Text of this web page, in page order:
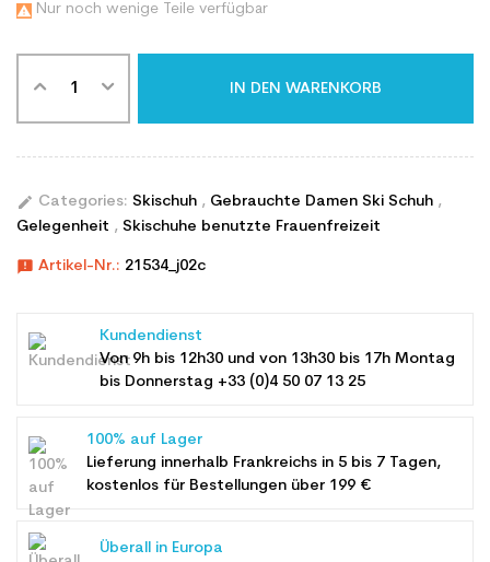
 Nur noch wenige Teile verfügbar
IN DEN WARENKORB
edit Categories: Skischuh , Gebrauchte Damen Ski Schuh ,
Gelegenheit , Skischuhe benutzte Frauenfreizeit
announcement Artikel-Nr.: 21534_j02c
Kundendienst
Von 9h bis 12h30 und von 13h30 bis 17h Montag
bis Donnerstag +33 (0)4 50 07 13 25
100% auf Lager
Lieferung innerhalb Frankreichs in 5 bis 7 Tagen,
kostenlos für Bestellungen über 199 €
Überall in Europa